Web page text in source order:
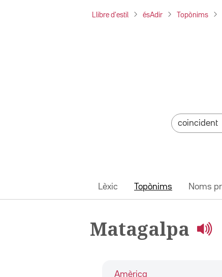
Llibre d'estil ésAdir Topònims
Lèxic Topònims Noms
Matagalpa
Amèrica